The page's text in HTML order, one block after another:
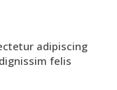
adipiscing
felis